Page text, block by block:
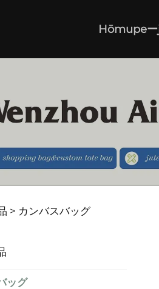
Hōmupe
> カンバスバッグ
ッグ